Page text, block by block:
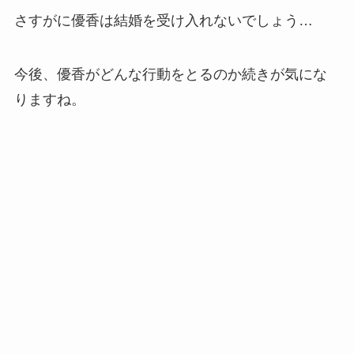
さすがに優香は結婚を受け入れないでしょう…
今後、優香がどんな行動をとるのか続きが気にな
りますね。